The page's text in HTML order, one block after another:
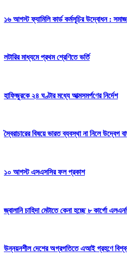
১৬ আগস্ট ফ্যামিলি কার্ড কর্মসূচির উদ্বোধন :
লটারির মাধ্যমে প্রথম শ্রেণিতে ভর্তি
হাফিজুরকে ২৪ ঘণ্টার মধ্যে আত্মসমর্পণের নির্দেশ
স্বৈরাচারের বিষয়ে ভারত ব্যবস্থা না নিলে উদ্বেগ
১০ আগস্ট এসএসসির ফল প্রকাশ
জ্বালানি চাহিদা মেটাতে কেনা হচ্ছে ৮ কার্গো
উন্নয়নশীল দেশের অগ্রগতিতে এআই গ্রহণে